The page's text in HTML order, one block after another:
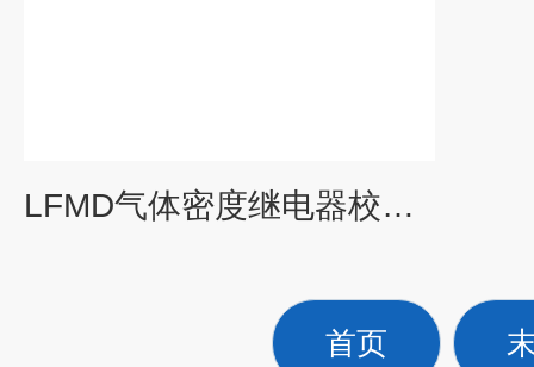
LFMD气体密度继电器校验仪
首页